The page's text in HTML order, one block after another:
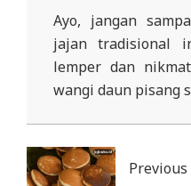
Ayo, jangan
jajan tradisional
lemper dan
wangi daun pisang
2025-
11-
22
Previous